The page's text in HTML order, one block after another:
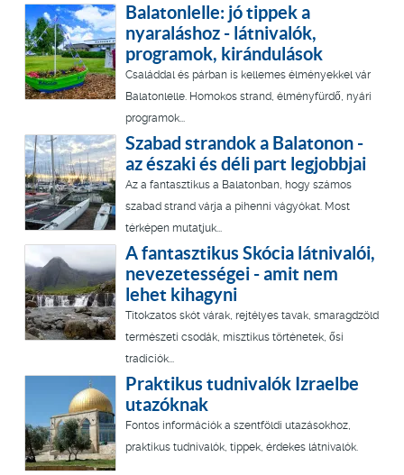
Balatonlelle: jó tippek a
nyaraláshoz - látnivalók,
programok, kirándulások
Családdal és párban is kellemes élményekkel vár
Balatonlelle. Homokos strand, élményfürdő, nyári
programok...
Szabad strandok a Balatonon -
az északi és déli part legjobbjai
Az a fantasztikus a Balatonban, hogy számos
szabad strand várja a pihenni vágyókat. Most
térképen mutatjuk...
A fantasztikus Skócia látnivalói,
nevezetességei - amit nem
lehet kihagyni
Titokzatos skót várak, rejtélyes tavak, smaragdzöld
természeti csodák, misztikus történetek, ősi
tradíciók...
Praktikus tudnivalók Izraelbe
utazóknak
Fontos információk a szentföldi utazásokhoz,
praktikus tudnivalók, tippek, érdekes látnivalók.